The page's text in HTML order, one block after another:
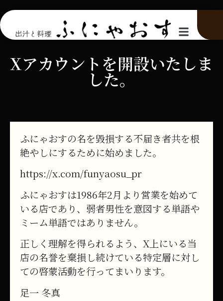
Xアカウントを開設いたしま
した。
ふにゃおすの名を毀損する不届き者共を根
絶やしにするために始めました。
https://x.com/funyaosu_pr
ふにゃおすは1986年2月より営業を始めて
いる店であり、弱者男性を意図する単語や
ミーム単語ではありません。
正しく理解を得られるよう、X上にいる当
店の名誉を棄損し続けている特定層に対し
ての啓蒙活動を行ってまいります。
足一 冬真